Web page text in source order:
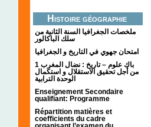
Histoire géographie
ملخصات الجغرافيا السنة الثانية من
سلك الباكالور
امتحان جهوي في التاريخ و الجغرافيا
1 باك علوم – تاريخ : نضال المغرب
من أجل تحقيق الاستقلال و استكمال
الوحدة الترابية
Enseignement Secondaire
qualifiant: Programme
Répartition matières et
coefficients du cadre